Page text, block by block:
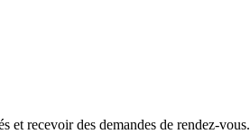
et recevoir des demandes de rendez-vous.